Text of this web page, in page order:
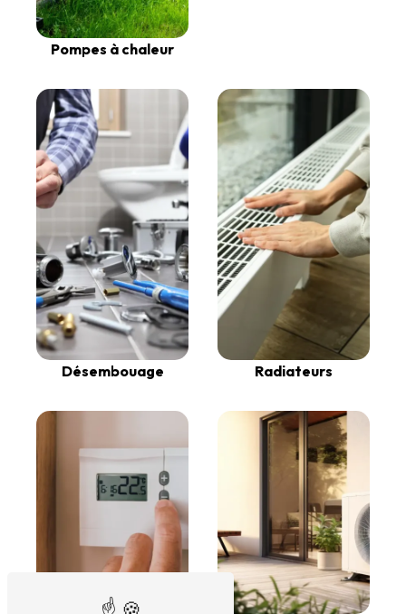
Pompes à chaleur
Désembouage Radiateurs